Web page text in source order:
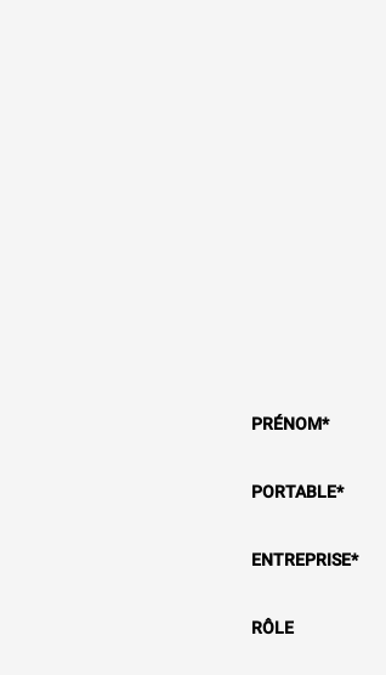
PRÉNOM*
PORTABLE*
ENTREPRISE*
RÔLE